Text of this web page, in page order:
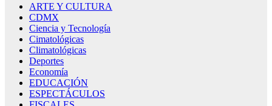
ARTE Y CULTURA
CDMX
Ciencia y Tecnología
Cimatológicas
Climatológicas
Deportes
Economía
EDUCACIÓN
ESPECTÁCULOS